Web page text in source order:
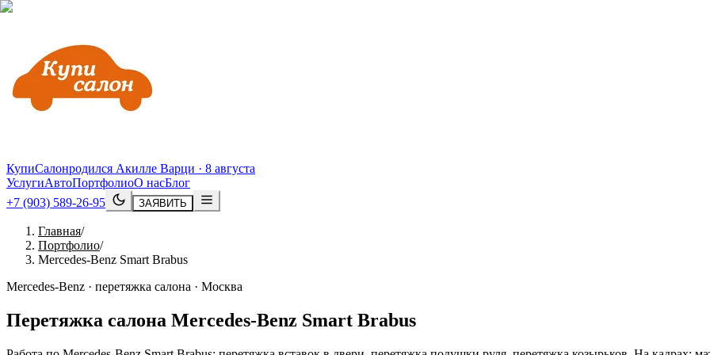
КупиСалонродился Акилле Варци · 8 августа
УслугиАвтоПортфолиоО насБлог
+7 (903) 589-26-95
ЗАЯВИТЬ
Главная/
Портфолио/
Mercedes-Benz Smart Brabus
Mercedes-Benz · перетяжка салона · Москва
Перетяжка салона Mercedes-Benz Smart Brabus